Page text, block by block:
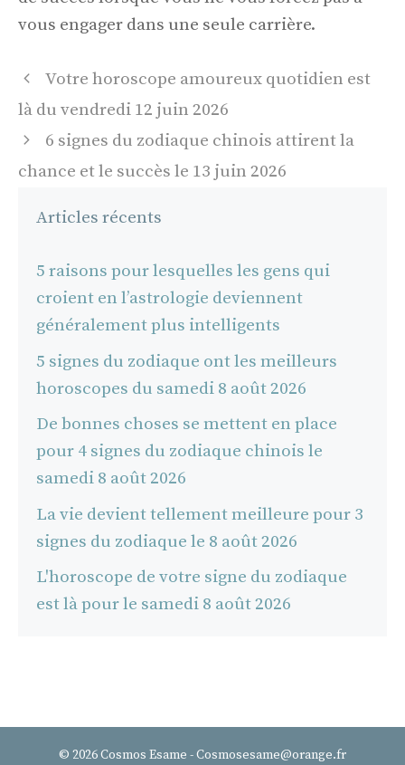
vous engager dans une seule carrière.
Navigation
des
Votre horoscope amoureux quotidien est
là du vendredi 12 juin 2026
6 signes du zodiaque chinois attirent la
chance et le succès le 13 juin 2026
Articles récents
5 raisons pour lesquelles les gens qui
croient en l’astrologie deviennent
généralement plus intelligents
5 signes du zodiaque ont les meilleurs
horoscopes du samedi 8 août 2026
De bonnes choses se mettent en place
pour 4 signes du zodiaque chinois le
samedi 8 août 2026
La vie devient tellement meilleure pour 3
signes du zodiaque le 8 août 2026
L'horoscope de votre signe du zodiaque
est là pour le samedi 8 août 2026
© 2026 Cosmos Esame - Cosmosesame@orange.fr